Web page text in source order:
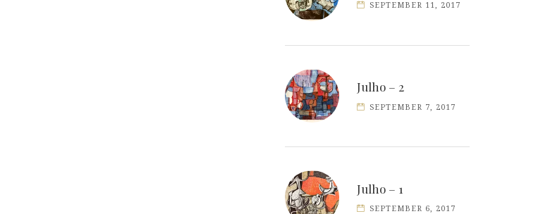
SEPTEMBER 11, 2017
Julho – 2
SEPTEMBER 7, 2017
Julho – 1
SEPTEMBER 6, 2017